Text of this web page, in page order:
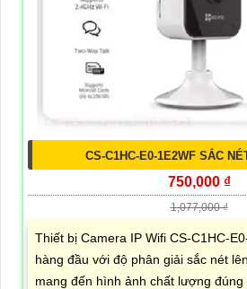
CS-C1HC-E0-1E2WF SẮC
750,000 ₫
1,077,000 ₫
Thiết bị Camera IP Wifi CS-C1HC-
hàng đầu với độ phân giải sắc nét
mang đến hình ảnh chất lượng đúng